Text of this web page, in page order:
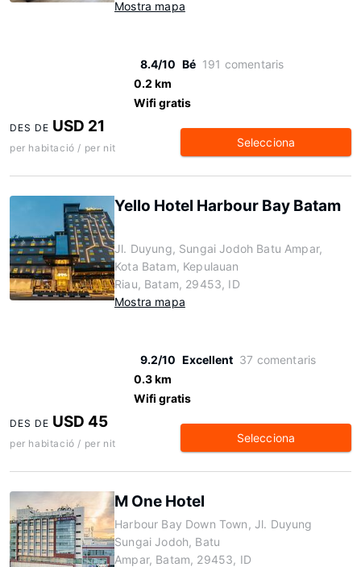
Mostra mapa
8.4/10 Bé 191 comentaris
0.2 km
Wifi gratis
DES DE USD 21
per habitació / per nit Selecciona
Yello Hotel Harbour Bay Batam
Jl. Duyung, Sungai Jodoh Batu Ampar,
Kota Batam, Kepulauan
Riau, Batam, 29453, ID
Mostra mapa
9.2/10 Excellent 37 comentaris
0.3 km
Wifi gratis
DES DE USD 45
per habitació / per nit Selecciona
M One Hotel
Harbour Bay Down Town, Jl. Duyung
Sungai Jodoh, Batu
Ampar, Batam, 29453, ID